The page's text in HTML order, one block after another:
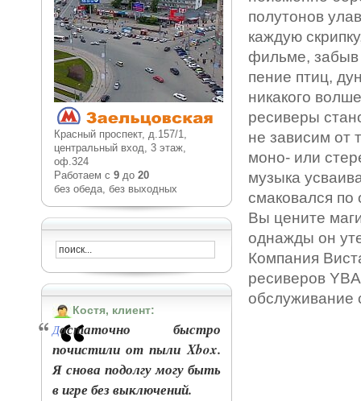
Красный проспект, д.157/1,
центральный вход, 3 этаж,
оф.324
Работаем с 9до 20
без обеда, без выходных
Костя, клиент:
Достаточно быстро
почистили от пыли Xbox.
Я снова подолгу могу быть
в игре без выключений.
полутонов
каждую
фильме, забыв
пение птиц,
никакого
ресиверы
не зависим от
моно- или
музыка
смаковался по
Вы цените
однажды он
Компания
ресиверов YBA
обслуживание